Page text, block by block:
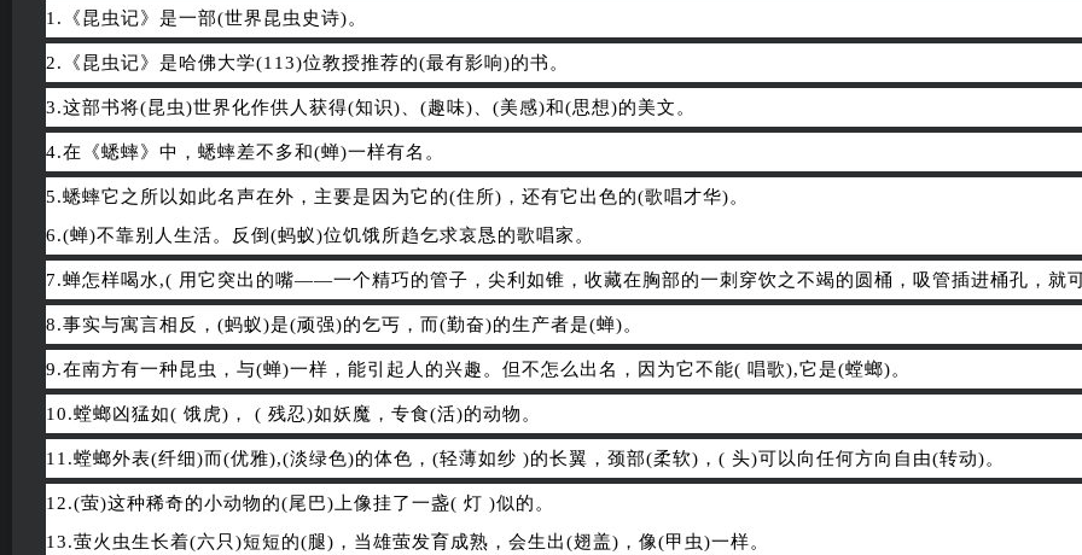
1.《昆虫记》是一部(世界昆虫史诗)。
2.《昆虫记》是哈佛大学(113)位教授推荐的(最有影响)的书。
3.这部书将(昆虫)世界化作供人获得(知识)、(趣味)、(美感)和(思想)的美文。
4.在《蟋蟀》中，蟋蟀差不多和(蝉)一样有名。
5.蟋蟀它之所以如此名声在外，主要是因为它的(住所)，还有它出色的(歌唱才华)。
6.(蝉)不靠别人生活。反倒(蚂蚁)位饥饿所趋乞求哀恳的歌唱家。
7.蝉怎样喝水,( 用它突出的嘴——一个精巧的管子，尖利如锥，收藏在胸部的一刺穿饮之不竭的圆桶，吸管插进桶孔，就
8.事实与寓言相反，(蚂蚁)是(顽强)的乞丐，而(勤奋)的生产者是(蝉)。
9.在南方有一种昆虫，与(蝉)一样，能引起人的兴趣。但不怎么出名，因为它不能( 唱歌),它是(螳螂)。
10.螳螂凶猛如( 饿虎)， ( 残忍)如妖魔，专食(活)的动物。
11.螳螂外表(纤细)而(优雅),(淡绿色)的体色，(轻薄如纱 )的长翼，颈部(柔软)，( 头)可以向任何方向自由(转动)。
12.(萤)这种稀奇的小动物的(尾巴)上像挂了一盏( 灯 )似的。
13.萤火虫生长着(六只)短短的(腿)，当雄萤发育成熟，会生出(翅盖)，像(甲虫)一样。